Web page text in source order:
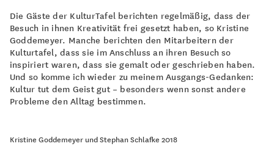
Die Gäste der KulturTafel berichten regelmäßig, dass der
Besuch in ihnen Kreativität frei gesetzt haben, so Kristine
Goddemeyer. Manche berichten den Mitarbeitern der
Kulturtafel, dass sie im Anschluss an ihren Besuch so
inspiriert waren, dass sie gemalt oder geschrieben haben.
Und so komme ich wieder zu meinem Ausgangs-Gedanken:
Kultur tut dem Geist gut – besonders wenn sonst andere
Probleme den Alltag bestimmen.
Kristine Goddemeyer und Stephan Schlafke 2018